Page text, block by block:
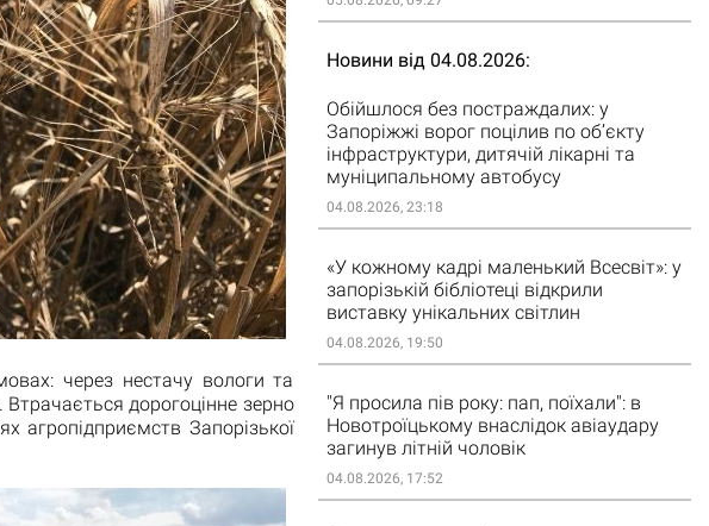
через нестачу вологи та
дорогоцінне зерно
агропідприємств Запорізької
Новини від 04.08.2026
Обійшлося без постраждалих: у
Запоріжжі ворог поцілив по об’єкту
інфраструктури, дитячій лікарні та
муніципальному автобусу
04.08.2026, 23:18
«У кожному кадрі маленький Всесвіт»: у
запорізькій бібліотеці відкрили
виставку унікальних світлин
04.08.2026, 19:50
"Я просила пів року: пап, поїхали": в
Новотроїцькому внаслідок авіаудару
загинув літній чоловік
04.08.2026, 17:52